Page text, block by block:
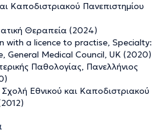
Καποδιστριακού Πανεπιστημίου
Θεραπεία (2024)
with a licence to practise, Specialty:
General Medical Council, UK (2020)
Παθολογίας, Πανελλήνιος
Σχολή Εθνικού και Καποδιστριακού